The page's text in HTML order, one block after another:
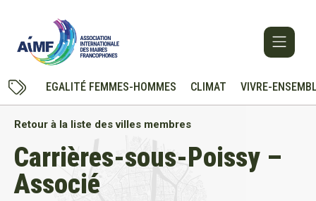
EGALITÉ FEMMES-HOMMES CLIMAT VIVRE-
Retour à la liste des villes membres
Carrières-sous-Poissy –
Associé